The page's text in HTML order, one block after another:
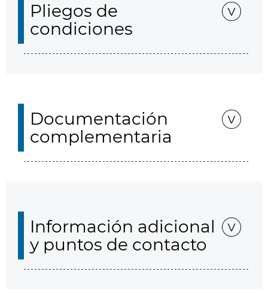
Pliegos de
condiciones
Documentación
complementaria
Información adicional
y puntos de contacto